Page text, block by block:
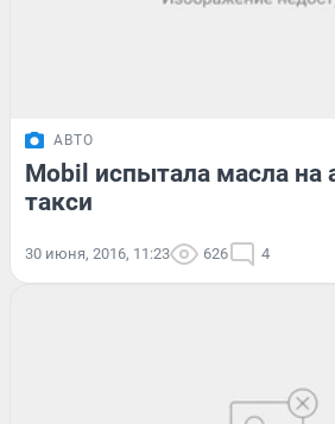
АВТО
Mobil испытала масла на
такси
30 июня, 2016, 11:23 626 4